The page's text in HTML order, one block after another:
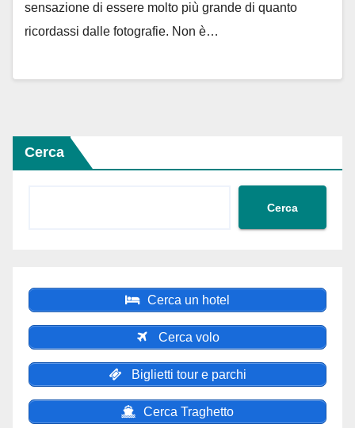
sensazione di essere molto più grande di quanto
ricordassi dalle fotografie. Non è…
Cerca
Cerca
Cerca un hotel
Cerca volo
Biglietti tour e parchi
Cerca Traghetto